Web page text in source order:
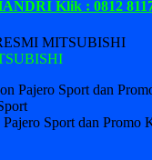
Klik : 0812
Sport dan Promo